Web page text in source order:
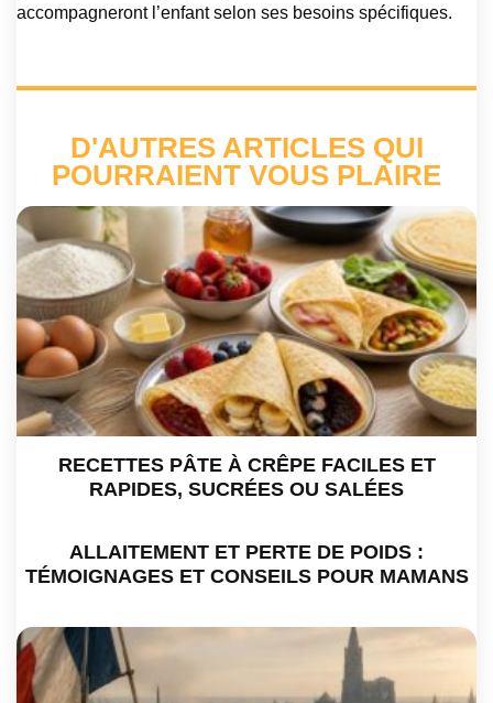
accompagneront l’enfant selon ses besoins spécifiques.
D'AUTRES ARTICLES QUI
POURRAIENT VOUS PLAIRE
RECETTES PÂTE À CRÊPE FACILES ET
RAPIDES, SUCRÉES OU SALÉES
ALLAITEMENT ET PERTE DE POIDS :
TÉMOIGNAGES ET CONSEILS POUR MAMANS